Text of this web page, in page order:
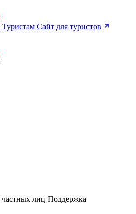
Туристам Сайт для туристов
лиц Поддержка